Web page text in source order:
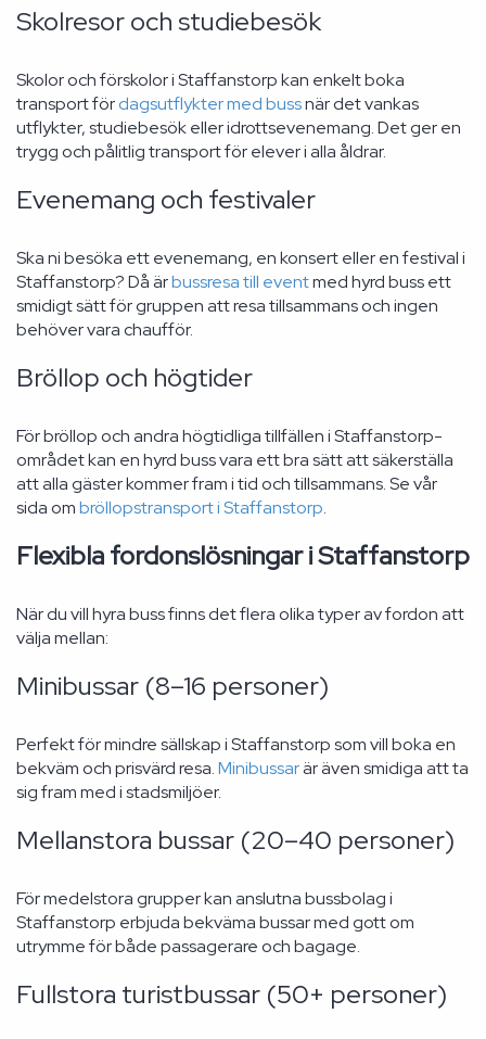
Skolresor och studiebesök
Skolor och förskolor i Staffanstorp kan enkelt boka
transport fördagsutflykter med bussnär det vankas
utflykter, studiebesök eller idrottsevenemang. Det ger en
trygg och pålitlig transport för elever i alla åldrar.
Evenemang och festivaler
Ska ni besöka ett evenemang, en konsert eller en festival i
Staffanstorp? Då ärbussresa till eventmed hyrd buss ett
smidigt sätt för gruppen att resa tillsammans och ingen
behöver vara chaufför.
Bröllop och högtider
För bröllop och andra högtidliga tillfällen i Staffanstorp-
området kan en hyrd buss vara ett bra sätt att säkerställa
att alla gäster kommer fram i tid och tillsammans. Se vår
sida ombröllopstransport i Staffanstorp.
Flexibla fordonslösningar i Staffanstorp
När du vill hyra buss finns det flera olika typer av fordon att
välja mellan:
Minibussar (8–16 personer)
Perfekt för mindre sällskap i Staffanstorp som vill boka en
bekväm och prisvärd resa.Minibussarär även smidiga att ta
sig fram med i stadsmiljöer.
Mellanstora bussar (20–40 personer)
För medelstora grupper kan anslutna bussbolag i
Staffanstorp erbjuda bekväma bussar med gott om
utrymme för både passagerare och bagage.
Fullstora turistbussar (50+ personer)